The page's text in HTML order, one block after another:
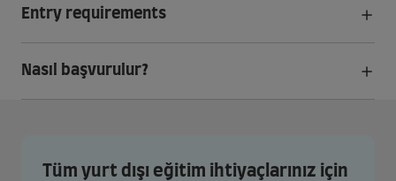
Entry requirements
Nasıl başvurulur?
Tüm yurt dışı eğitim ihtiyaçlarınız için